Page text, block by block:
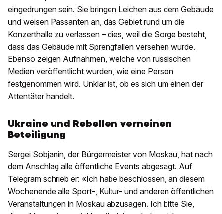
eingedrungen sein. Sie bringen Leichen aus dem Gebäude
und weisen Passanten an, das Gebiet rund um die
Konzerthalle zu verlassen – dies, weil die Sorge besteht,
dass das Gebäude mit Sprengfallen versehen wurde.
Ebenso zeigen Aufnahmen, welche von russischen
Medien veröffentlicht wurden, wie eine Person
festgenommen wird. Unklar ist, ob es sich um einen der
Attentäter handelt.
Ukraine und Rebellen verneinen
Beteiligung
Sergei Sobjanin, der Bürgermeister von Moskau, hat nach
dem Anschlag alle öffentliche Events abgesagt. Auf
Telegram schrieb er: «Ich habe beschlossen, an diesem
Wochenende alle Sport-, Kultur- und anderen öffentlichen
Veranstaltungen in Moskau abzusagen. Ich bitte Sie,